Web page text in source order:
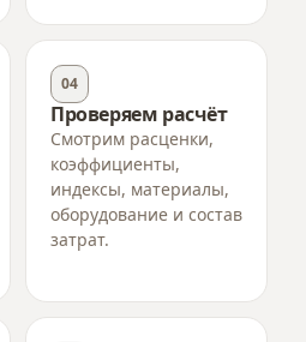
04
Проверяем расчёт
Смотрим расценки,
коэффициенты,
индексы, материалы,
оборудование и состав
затрат.